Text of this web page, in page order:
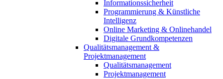
Informationssicherheit
Programmierung & Künstliche
Intelligenz
Online Marketing & Onlinehandel
Digitale Grundkompetenzen
Qualitätsmanagement &
Projektmanagement
Qualitätsmanagement
Projektmanagement